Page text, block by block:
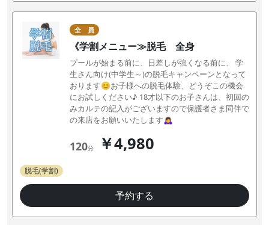
全 員
《学割メニュー≫脱毛 全身
プールが始まる前に、日差しが強くなる前に、 学
生さん向け(中学生～)の脱毛キャンペーンとなって
おります😊お子様への脱毛体験、どうぞこの機会
にお試しください♪ 18才以下のお子さんは、初回の
みカルテの記入がございますので保護者さま同伴で
の来店をお願いいたします🙇‍♀️
120分 ￥4,980
脱毛(学割)
予約する